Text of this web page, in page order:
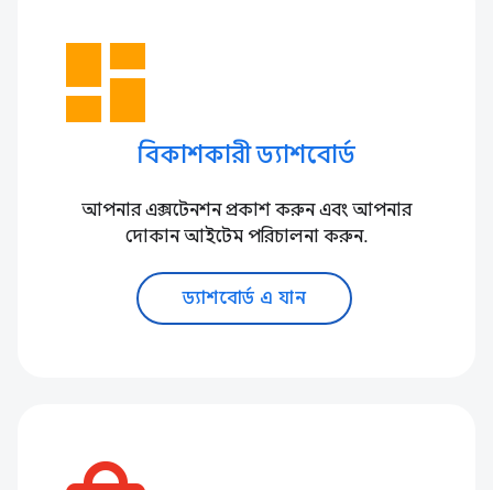
dashboard
বিকাশকারী ড্যাশবোর্ড
আপনার এক্সটেনশন প্রকাশ করুন এবং আপনার
দোকান আইটেম পরিচালনা করুন.
ড্যাশবোর্ড এ যান